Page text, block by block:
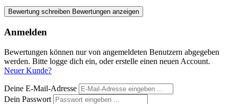
Bewertung schreiben Bewertungen anzeigen
Anmelden
Bewertungen können nur von angemeldeten Benutzern abgegeben
werden. Bitte logge dich ein, oder erstelle einen neuen Account.
Neuer Kunde?
Deine E-Mail-Adresse
Dein Passwort